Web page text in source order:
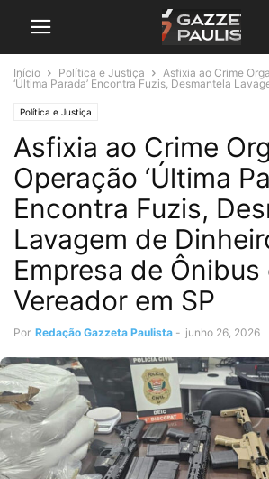
Início Política e Justiça
Asfixia ao Crime
‘Última Parada’ Encontra Fuzis, Desmantela
Política e Justiça
Asfixia ao Crime
Operação ‘Última
Encontra Fuzis,
Lavagem de
Empresa de Ônibus
Vereador em SP
Por Redação Gazzeta Paulista - junho 26, 2026